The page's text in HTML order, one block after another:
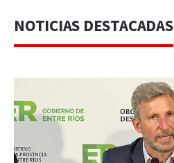
NOTICIAS DESTACADAS